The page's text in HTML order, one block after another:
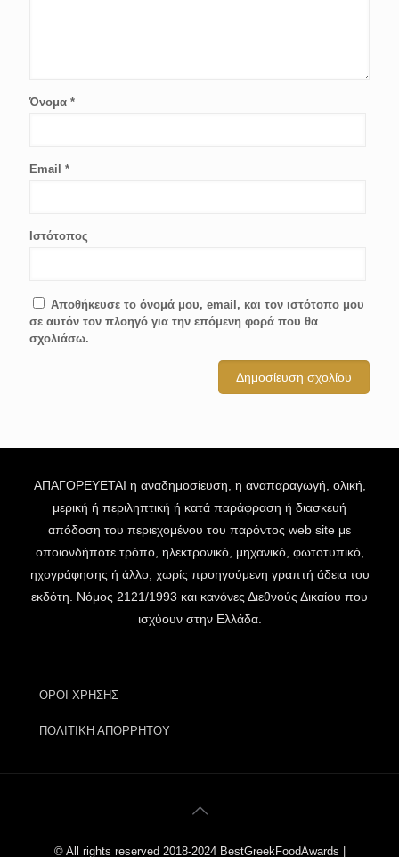
Όνομα *
Email *
Ιστότοπος
Αποθήκευσε το όνομά μου, email, και τον ιστότοπο μου
σε αυτόν τον πλοηγό για την επόμενη φορά που θα
σχολιάσω.
ΑΠΑΓΟΡΕΥΕΤΑΙ η αναδημοσίευση, η αναπαραγωγή, ολική,
μερική ή περιληπτική ή κατά παράφραση ή διασκευή
απόδοση του περιεχομένου του παρόντος web site με
οποιονδήποτε τρόπο, ηλεκτρονικό, μηχανικό, φωτοτυπικό,
ηχογράφησης ή άλλο, χωρίς προηγούμενη γραπτή άδεια του
εκδότη. Νόμος 2121/1993 και κανόνες Διεθνούς Δικαίου που
ισχύουν στην Ελλάδα.
ΟΡΟΙ ΧΡΗΣΗΣ
ΠΟΛΙΤΙΚΗ ΑΠΟΡΡΗΤΟΥ
© All rights reserved 2018-2024 BestGreekFoodAwards |